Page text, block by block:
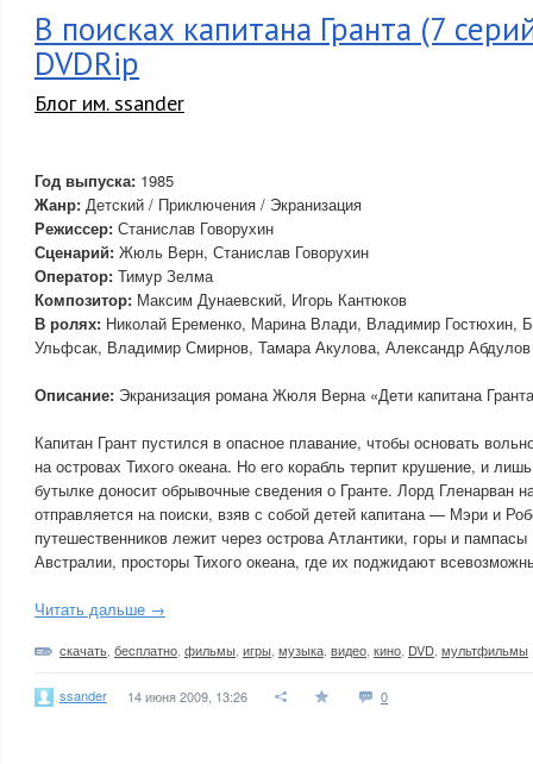
В поисках капитана Гранта (7
DVDRip
Блог им. ssander
Год выпуска: 1985
Жанр: Детский / Приключения / Экранизация
Режиссер: Станислав Говорухин
Сценарий: Жюль Верн, Станислав Говорухин
Оператор: Тимур Зелма
Композитор: Максим Дунаевский, Игорь Кантюков
В ролях: Николай Еременко, Марина Влади, Владимир Гостюхин,
Ульфсак, Владимир Смирнов, Тамара Акулова, Александр
Описание: Экранизация романа Жюля Верна «Дети капитана
Капитан Грант пустился в опасное плавание, чтобы основать
на островах Тихого океана. Но его корабль терпит крушение, и
бутылке доносит обрывочные сведения о Гранте. Лорд Гленарван
отправляется на поиски, взяв с собой детей капитана — Мэри и
путешественников лежит через острова Атлантики, горы и
Австралии, просторы Тихого океана, где их поджидают
Читать дальше →
скачать бесплатно фильмы игры музыка видео кино DVD мультфильмы
ssander 14 июня 2009, 13:26 0